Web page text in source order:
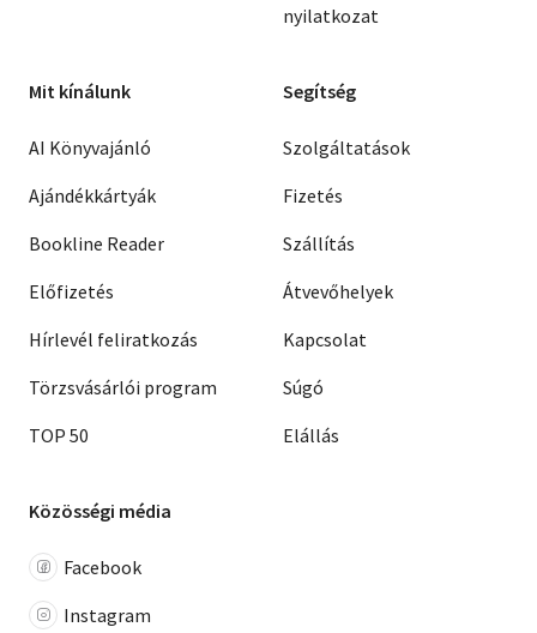
nyilatkozat
Mit kínálunk
AI Könyvajánló
Ajándékkártyák
Bookline Reader
Előfizetés
Hírlevél feliratkozás
Törzsvásárlói program
TOP 50
Segítség
Szolgáltatások
Fizetés
Szállítás
Átvevőhelyek
Kapcsolat
Súgó
Elállás
Közösségi média
Facebook
Instagram